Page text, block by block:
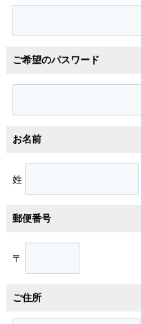
ご希望のパスワード
お名前
姓
郵便番号
〒
ご住所